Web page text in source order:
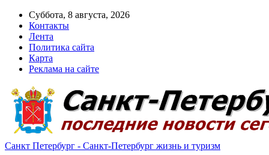
Суббота, 8 августа, 2026
Контакты
Лента
Политика сайта
Карта
Реклама на сайте
Санкт Петербург - Санкт-Петербург жизнь и туризм